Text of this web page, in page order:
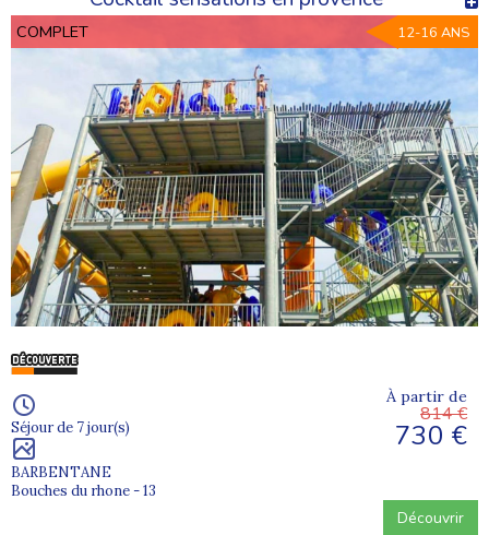
COMPLET 12-16 ANS
Séjour de 7 jour(s)
BARBENTANE
Bouches du rhone - 13
À partir de
814 €
730 €
Découvrir